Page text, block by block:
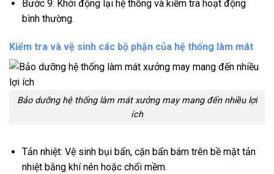
Bước 9: Khởi động lại hệ thống và kiểm tra hoạt động
bình thường.
Kiểm tra và vệ sinh các bộ phận của hệ thống làm mát
Bảo dưỡng hệ thống làm mát xưởng may mang đến nhiều lợi
ích
Tản nhiệt: Vệ sinh bụi bẩn, cặn bẩn bám trên bề mặt tản
nhiệt bằng khí nén hoặc chổi mềm.